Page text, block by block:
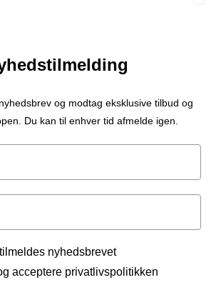
og modtag eksklusive tilbud og
Du kan til enhver tid afmelde igen.
nyhedsbrevet
acceptere privatlivspolitikken